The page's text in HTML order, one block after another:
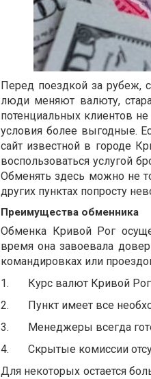
Перед поездкой за рубеж,
люди меняют валюту,
потенциальных клиентов
условия более выгодные.
сайт известной в городе
воспользоваться услугой
Обменять здесь можно не
других пунктах попросту
Преимущества обменника
Обменка Кривой Рог
время она завоевала
командировках или
1.
Курс валют Кривой
2.
Пункт имеет все
3.
Менеджеры всегда
4.
Скрытые комиссии
Для некоторых остается